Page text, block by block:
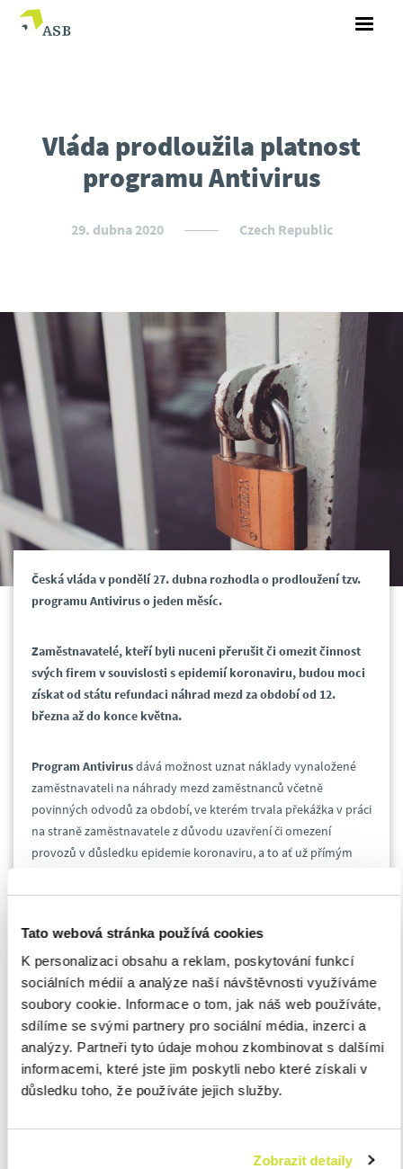
Tato webová stránka používá cookies
K personalizaci obsahu a reklam, poskytování funkcí
sociálních médií a analýze naší návštěvnosti využíváme
soubory cookie. Informace o tom, jak náš web používáte,
sdílíme se svými partnery pro sociální média, inzerci a
analýzy. Partneři tyto údaje mohou zkombinovat s dalšími
informacemi, které jste jim poskytli nebo které získali v
důsledku toho, že používáte jejich služby.
Zobrazit detaily
Vláda prodloužila platnost
programu Antivirus
29. dubna 2020 Czech Republic
Česká vláda v pondělí 27. dubna rozhodla o prodloužení tzv.
programu Antivirus o jeden měsíc.
Zaměstnavatelé, kteří byli nuceni přerušit či omezit činnost
svých firem v souvislosti s epidemií koronaviru, budou moci
získat od státu refundaci náhrad mezd za období od 12.
března až do konce května.
Program Antivirusdává možnost uznat náklady vynaložené
zaměstnavateli na náhrady mezd zaměstnanců včetně
povinných odvodů za období, ve kterém trvala překážka v práci
na straně zaměstnavatele z důvodu uzavření či omezení
provozů v důsledku epidemie koronaviru, a to ať už přímým
opatření, či v důsledku následných jevů s epidemií souvisejících.
března s platností od 12. března do 30. dubna. Vzhledem k
tomu, že důvody pro jeho přiznání budou pro řadu firem trvat i
v květnu, rozhodla v pondělí vláda o jeho prodloužení až do
31. května . Zaměstnavatelé tak budou moci o kompenzaci
náhrad mezd požádat i za měsíc květen.
Head of Payroll Team